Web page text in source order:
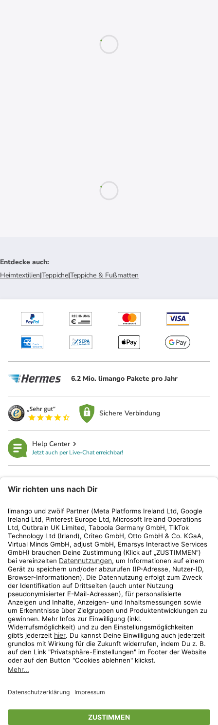
Entdecke auch:
Heimtextilien|Teppiche|Teppiche & Fußmatten
6.2 Mio. limango Pakete pro Jahr
Sichere Verbindung
Help Center
Jetzt auch per Live-Chat erreichbar!
Kundenservice
Shop
Aktionen
Travel